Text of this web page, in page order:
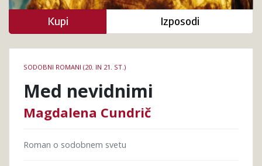
knjige
SODOBNI ROMANI (20. IN 21. ST.)
Med nevidnimi
Magdalena Cundrič
Roman o sodobnem svetu
Kupi Izposodi